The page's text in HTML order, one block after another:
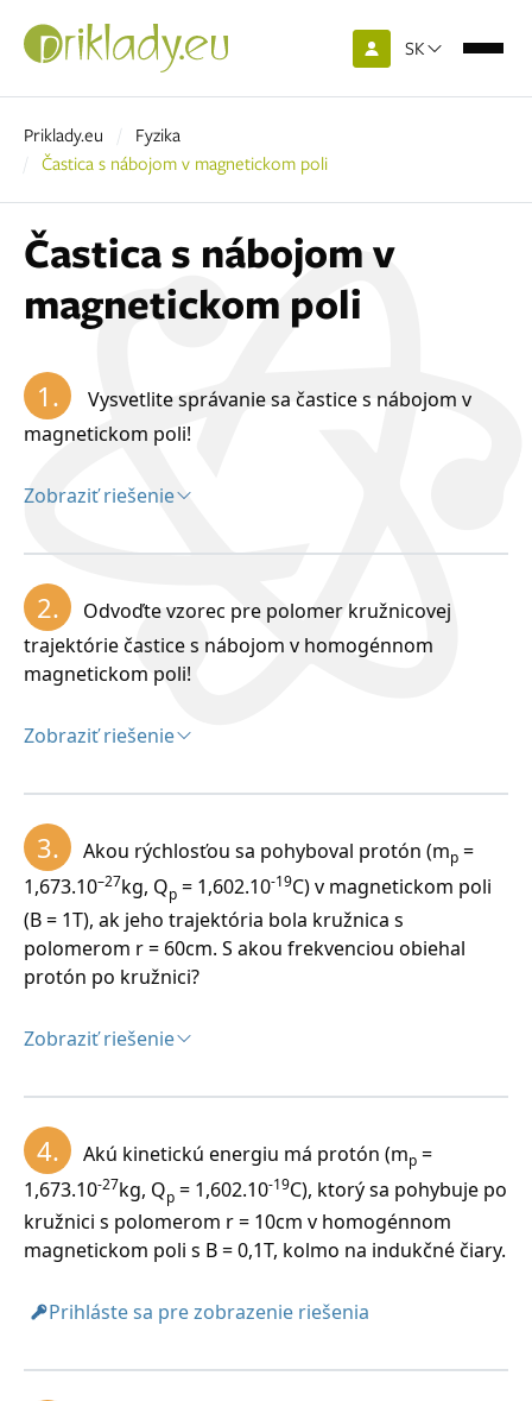
SK
Priklady.eu
Fyzika
Častica s nábojom v magnetickom poli
Častica s nábojom v
magnetickom poli
1.
Vysvetlite správanie sa častice s nábojom v
magnetickom poli!
Zobraziť riešenie
2.
Odvoďte vzorec pre polomer kružnicovej
trajektórie častice s nábojom v homogénnom
magnetickom poli!
Zobraziť riešenie
3. Akou rýchlosťou sa pohyboval protón (mp =
1,673.10–27kg, Qp = 1,602.10-19C) v magnetickom poli
(B = 1T), ak jeho trajektória bola kružnica s
polomerom r = 60cm. S akou frekvenciou obiehal
protón po kružnici?
Zobraziť riešenie
Rozbor:
mp= 1,673.10 kg, Qp= 1,602.10 -19
C, B = 1T, r = 60cm
= 0,6m, v = ?, f = ?
4. Akú kinetickú energiu má protón (mp =
1,673.10-27kg, Qp = 1,602.10-19C), ktorý sa pohybuje po
kružnici s polomerom r = 10cm v homogénnom
magnetickom poli s B = 0,1T, kolmo na indukčné čiary.
Prihláste sa pre zobrazenie riešenia